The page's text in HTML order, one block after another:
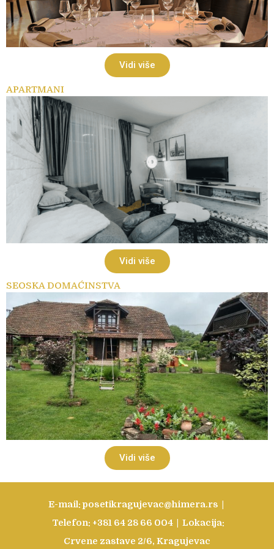
Vidi više
APARTMANI
Vidi više
SEOSKA DOMAĆINSTVA
Vidi više
E-mail: posetikragujevac@himera.rs
Telefon: +381 64 28 66 004| Lokacija:
Crvene zastave 2/6, Kragujevac